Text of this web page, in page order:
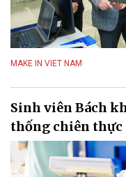
MAKE IN VIET NAM
Sinh viên Bách
thống chiên thực